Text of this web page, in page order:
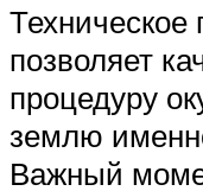
Техническое
позволяет
процедуру
землю
Важный